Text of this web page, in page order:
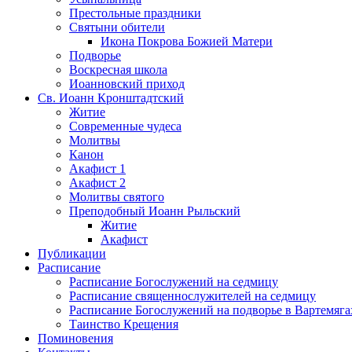
Престольные праздники
Святыни обители
Икона Покрова Божией Матери
Подворье
Воскресная школа
Иоанновский приход
Св. Иоанн Кронштадтский
Житие
Современные чудеса
Молитвы
Канон
Акафист 1
Акафист 2
Молитвы святого
Преподобный Иоанн Рыльский
Житие
Акафист
Публикации
Расписание
Расписание Богослужений на седмицу
Расписание священнослужителей на седмицу
Расписание Богослужений на подворье в
Таинство Крещения
Поминовения